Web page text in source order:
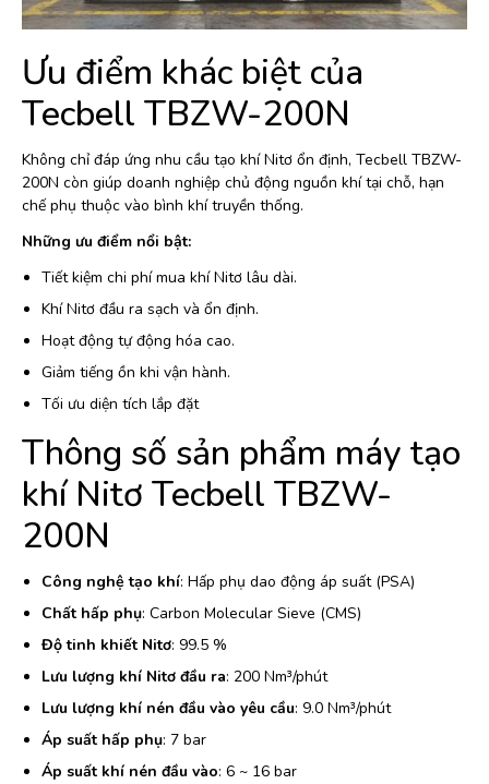
Ưu điểm khác biệt của
Tecbell TBZW-200N
Không chỉ đáp ứng nhu cầu tạo khí Nitơ ổn định, Tecbell TBZW-
200N còn giúp doanh nghiệp chủ động nguồn khí tại chỗ, hạn
chế phụ thuộc vào bình khí truyền thống.
Những ưu điểm nổi bật:
Tiết kiệm chi phí mua khí Nitơ lâu dài.
Khí Nitơ đầu ra sạch và ổn định.
Hoạt động tự động hóa cao.
Giảm tiếng ồn khi vận hành.
Tối ưu diện tích lắp đặt
Thông số sản phẩm máy tạo
khí Nitơ Tecbell TBZW-
200N
Công nghệ tạo khí: Hấp phụ dao động áp suất (PSA)
Chất hấp phụ: Carbon Molecular Sieve (CMS)
Độ tinh khiết Nitơ: 99.5 %
Lưu lượng khí Nitơ đầu ra: 200 Nm³/phút
Lưu lượng khí nén đầu vào yêu cầu: 9.0 Nm³/phút
Áp suất hấp phụ: 7 bar
Áp suất khí nén đầu vào: 6 ~ 16 bar